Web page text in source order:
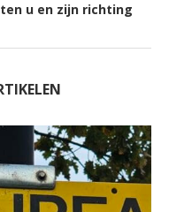
u en zijn richting